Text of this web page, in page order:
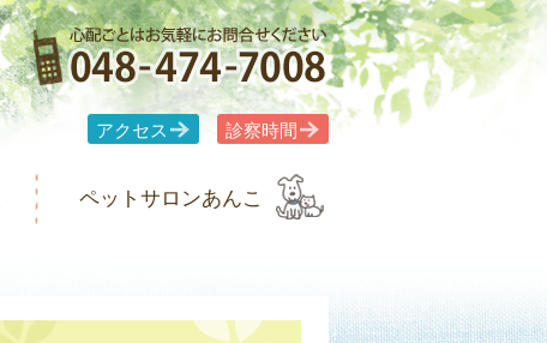
アクセス 診察時間
ペットサロンあんこ